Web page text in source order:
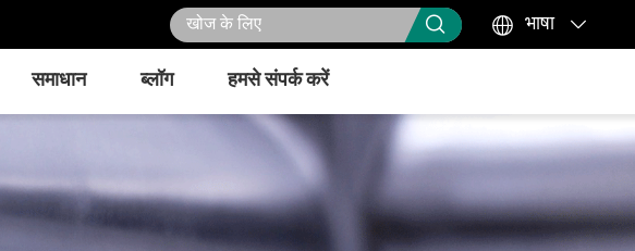
  भाषा 
समाधान ब्लॉग हमसे संपर्क करें